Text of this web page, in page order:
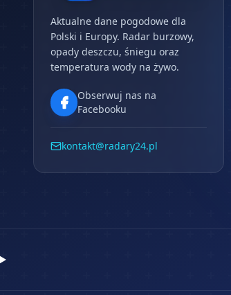
Aktualne dane pogodowe dla
Polski i Europy. Radar burzowy,
opady deszczu, śniegu oraz
temperatura wody na żywo.
Obserwuj nas na
Facebooku
kontakt@radary24.pl